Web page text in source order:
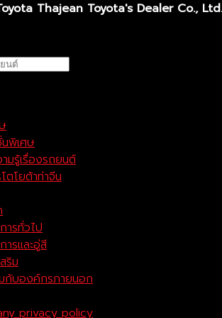
Thajean Toyota's Dealer Co., Ltd.
นพิเศษ
มรู้เรื่องรถยนต์
ตโยต้าท่าจีน
ารทั่วไป
ารและอู่สี
ริม
กับองค์กรภายนอก
privacy policy